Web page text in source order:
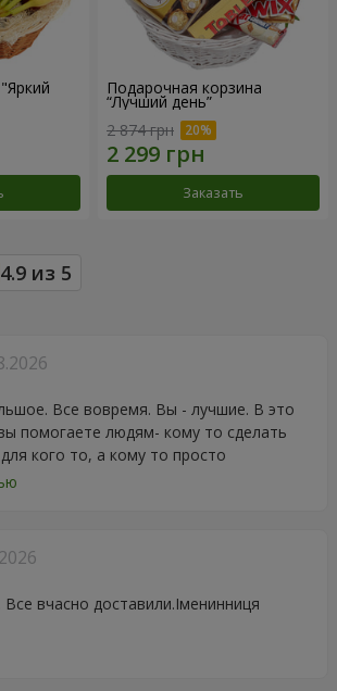
Подарочная корзина
“Лучший день”
2 874 грн
Заказать
4.9 из 5
Все вовремя. Вы - лучшие. В это
помогаете людям- кому то сделать
кого то, а кому то просто
подарку, тортику, поздравлению.
вчасно доставили.Іменинниця